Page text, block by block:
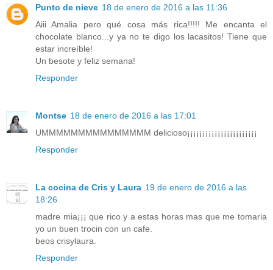
Punto de nieve 18 de enero de 2016 a las 11:36
Aiii Amalia pero qué cosa más rica!!!!! Me encanta el
chocolate blanco...y ya no te digo los lacasitos! Tiene que
estar increíble!
Un besote y feliz semana!
Responder
Montse 18 de enero de 2016 a las 17:01
UMMMMMMMMMMMMMMM delicioso¡¡¡¡¡¡¡¡¡¡¡¡¡¡¡¡¡¡¡¡¡¡¡
Responder
La cocina de Cris y Laura 19 de enero de 2016 a las
18:26
madre mia¡¡¡ que rico y a estas horas mas que me tomaria
yo un buen trocin con un cafe.
beos crisylaura.
Responder